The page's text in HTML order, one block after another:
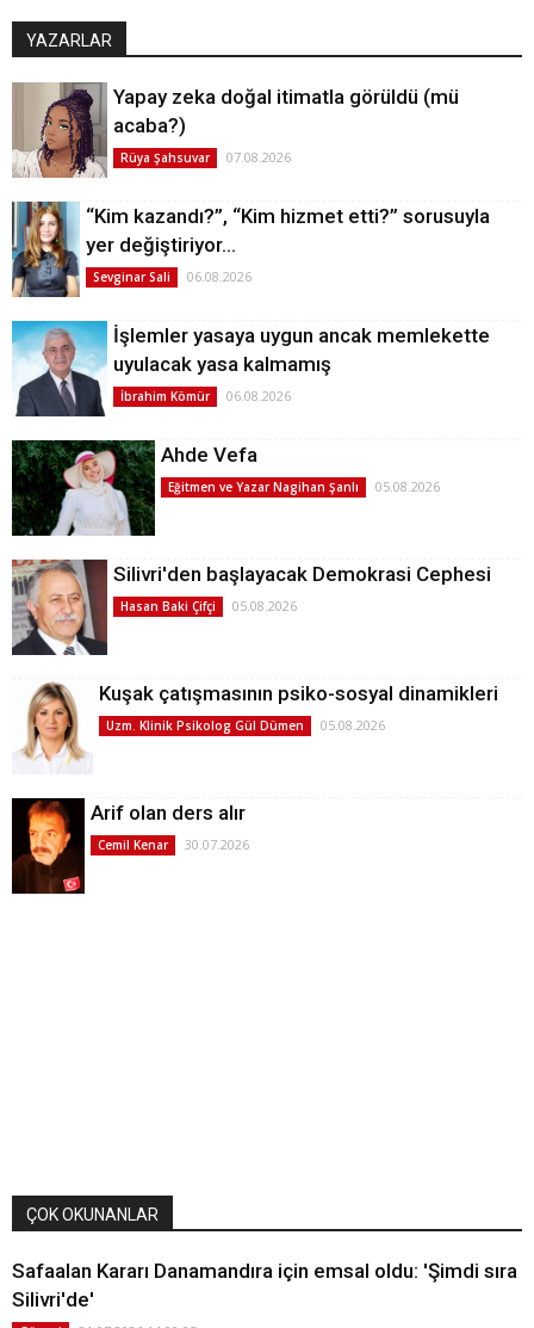
YAZARLAR
Yapay zeka doğal itimatla görüldü (mü
acaba?)
Rüya Şahsuvar 07.08.2026
“Kim kazandı?”, “Kim hizmet etti?” sorusuyla
yer değiştiriyor…
Sevginar Sali 06.08.2026
İşlemler yasaya uygun ancak memlekette
uyulacak yasa kalmamış
İbrahim Kömür 06.08.2026
Ahde Vefa
Eğitmen ve Yazar Nagihan Şanlı 05.08.2026
Silivri'den başlayacak Demokrasi Cephesi
Hasan Baki Çifçi 05.08.2026
Kuşak çatışmasının psiko-sosyal dinamikleri
Uzm. Klinik Psikolog Gül Dümen 05.08.2026
Arif olan ders alır
Cemil Kenar 30.07.2026
ÇOK OKUNANLAR
Safaalan Kararı Danamandıra için emsal oldu: 'Şimdi sıra
Silivri'de'